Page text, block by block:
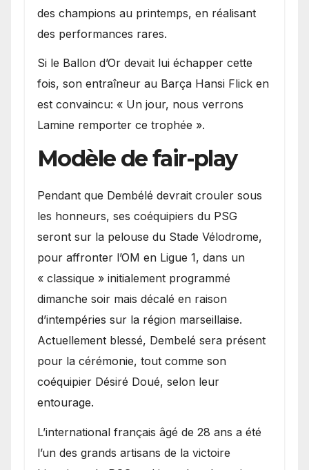
des champions au printemps, en réalisant
des performances rares.
Si le Ballon d’Or devait lui échapper cette
fois, son entraîneur au Barça Hansi Flick en
est convaincu: « Un jour, nous verrons
Lamine remporter ce trophée ».
Modèle de fair-play
Pendant que Dembélé devrait crouler sous
les honneurs, ses coéquipiers du PSG
seront sur la pelouse du Stade Vélodrome,
pour affronter l’OM en Ligue 1, dans un
« classique » initialement programmé
dimanche soir mais décalé en raison
d’intempéries sur la région marseillaise.
Actuellement blessé, Dembelé sera présent
pour la cérémonie, tout comme son
coéquipier Désiré Doué, selon leur
entourage.
L’international français âgé de 28 ans a été
l’un des grands artisans de la victoire